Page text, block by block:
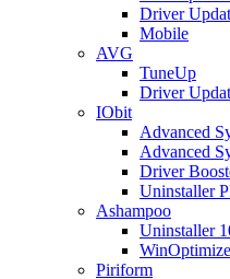
Driver
Mobile
AVG
TuneUp
Driver
IObit
Advanced
Advanced
Driver
Uninstaller
Ashampoo
Uninstaller
Piriform